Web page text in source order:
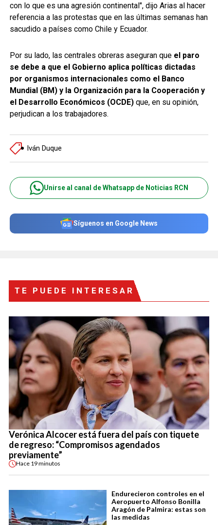
con lo que es una agresión continental", dijo Arias al hacer
referencia a las protestas que en las últimas semanas han
sacudido a países como Chile y Ecuador.
Por su lado, las centrales obreras aseguran que el paro
se debe a que el Gobierno aplica políticas dictadas
por organismos internacionales como el Banco
Mundial (BM) y la Organización para la Cooperación y
el Desarrollo Económicos (OCDE) que, en su opinión,
perjudican a los trabajadores.
Iván Duque
Unirse al canal de Whatsapp de Noticias RCN
Síguenos en Google News
TE PUEDE INTERESAR
Verónica Alcocer está fuera del país con tiquete
de regreso: “Compromisos agendados
previamente”
Hace 19 minutos
Endurecieron controles en el
Aeropuerto Alfonso Bonilla
Aragón de Palmira: estas son
las medidas